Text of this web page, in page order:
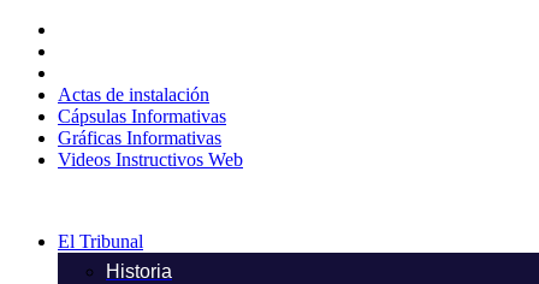
contenido
Actas de instalación
Cápsulas Informativas
Gráficas Informativas
Videos Instructivos Web
El Tribunal
Historia